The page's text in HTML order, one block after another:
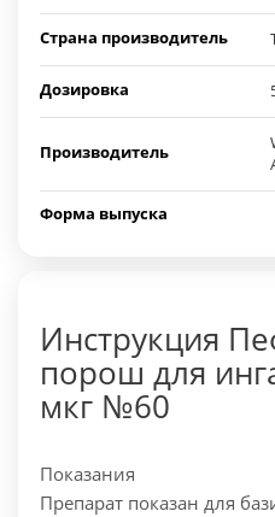
Страна производитель
Дозировка
Производитель
Форма выпуска
Инструкция
порош для
мкг №60
Показания
Препарат показан для